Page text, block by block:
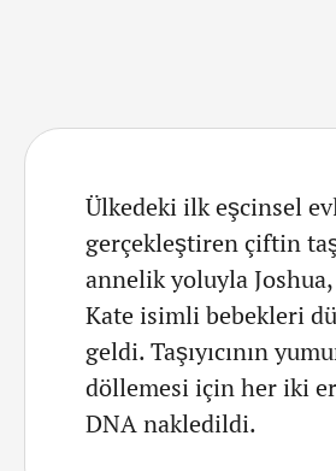
Ülkedeki ilk eşcinsel
gerçekleştiren çiftin
annelik yoluyla Joshua,
Kate isimli bebekleri
geldi. Taşıyıcının
döllemesi için her iki
DNA nakledildi.